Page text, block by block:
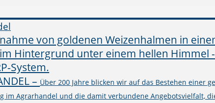
– Über 200 Jahre blicken wir auf das Bestehen einer
im Agrarhandel und die damit verbundene Angebotsvielfalt,